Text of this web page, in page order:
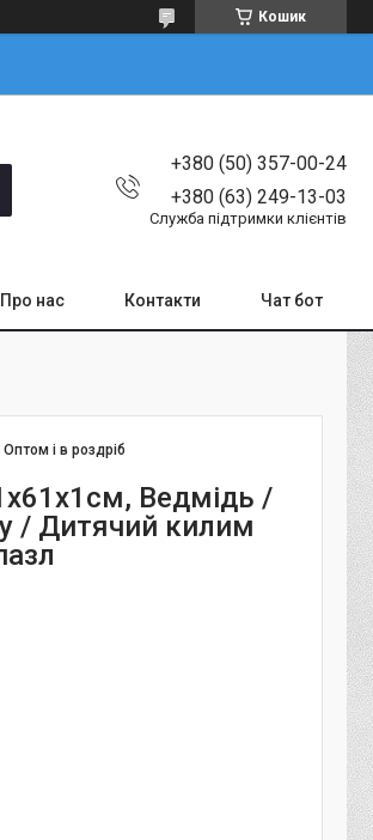
Кошик
+380 (50) 357-00-24
+380 (63) 249-13-03
Служба підтримки клієнтів
Про нас Контакти Чат бот
Оптом і в роздріб
Ведмідь /
/ Дитячий килим